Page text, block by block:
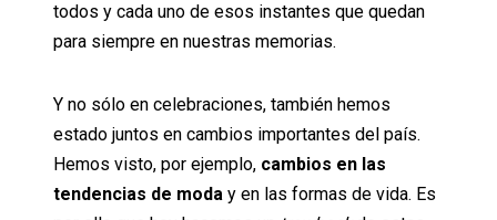
todos y cada uno de esos instantes que quedan
para siempre en nuestras memorias.
Y no sólo en celebraciones, también hemos
estado juntos en cambios importantes del país.
Hemos visto, por ejemplo, cambios en las
tendencias de moday en las formas de vida. Es